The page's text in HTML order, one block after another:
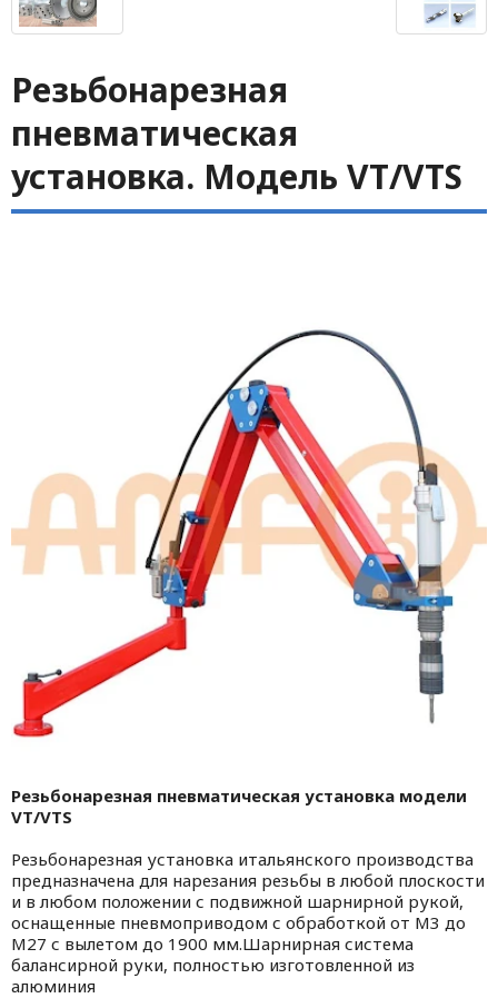
Резьбонарезная
пневматическая
установка. Модель VT/VTS
Резьбонарезная пневматическая установка модели
VT/VTS
Резьбонарезная установка итальянского производства
предназначена для нарезания резьбы в любой плоскости
и в любом положении с подвижной шарнирной рукой,
оснащенные пневмоприводом с обработкой от М3 до
М27 с вылетом до 1900 мм.Шарнирная система
балансирной руки, полностью изготовленной из
алюминия